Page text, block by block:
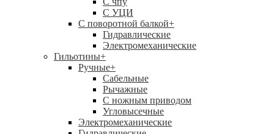
С УЦИ
С поворотной балкой+
Гидравлические
Электромеханические
Гильотины+
Ручные+
Сабельные
Рычажные
С ножным приводом
Угловысечные
Электромеханические